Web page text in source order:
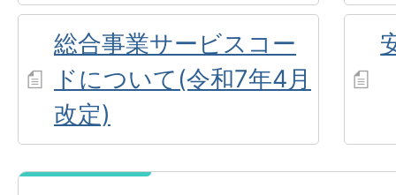
総合事業サービスコー
ドについて(令和7年4月
改定)